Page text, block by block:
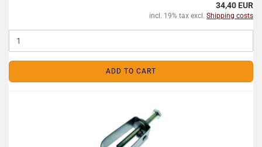
34,40 EUR
incl. 19% tax excl. Shipping costs
ADD TO CART